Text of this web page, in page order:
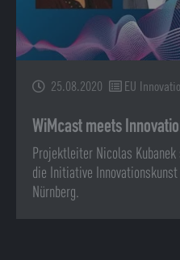
25.08.2020 EU
WiMcast meets
Projektleiter Nicolas
die Initiative
Nürnberg.